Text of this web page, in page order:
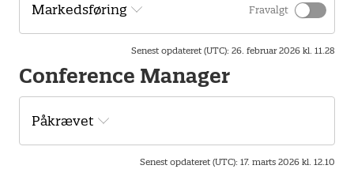
Dette kort kræver at marketing cookies er slået til.
Markedsføring Fravalgt
Senest opdateret (UTC): 26. februar 2026 kl. 11.28
Conference Manager
Påkrævet
Senest opdateret (UTC): 17. marts 2026 kl. 12.10